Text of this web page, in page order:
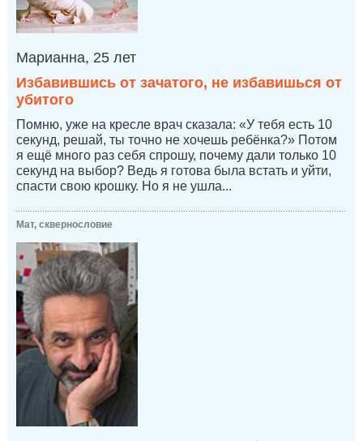
Марианна, 25 лет
Избавившись от зачатого, не избавишься от
убитого
Помню, уже на кресле врач сказала: «У тебя есть 10
секунд, решай, ты точно не хочешь ребёнка?» Потом
я ещё много раз себя спрошу, почему дали только 10
секунд на выбор? Ведь я готова была встать и уйти,
спасти свою крошку. Но я не ушла...
Мат, сквернословие